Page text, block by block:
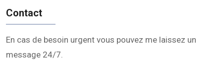
Contact
En cas de besoin urgent vous pouvez me laissez un
message 24/7.